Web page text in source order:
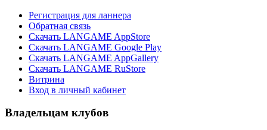
Регистрация для ланнера
Обратная связь
Скачать LANGAME AppStore
Скачать LANGAME Google Play
Скачать LANGAME AppGallery
Скачать LANGAME RuStore
Витрина
Вход в личный кабинет
Владельцам клубов